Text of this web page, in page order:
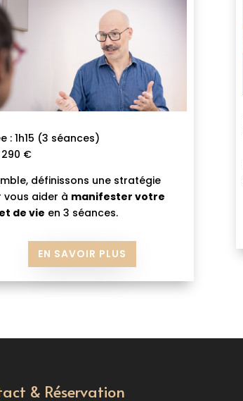
: 1h15 (3 séances)
290 €
définissons une stratégie
vous aider à manifester votre
de vie en 3 séances.
EN SAVOIR PLUS
& Réservation